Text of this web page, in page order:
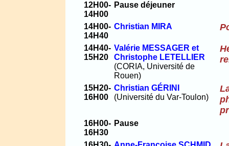
12H00-
14H00
Pause déjeuner
14H00-
14H40
Christian MIRA
14H40-
15H20
Valérie MESSAGER et
Christophe LETELLIER
(CORIA, Université de
Rouen)
15H20-
16H00
Christian GÉRINI
(Université du Var-Toulon)
16H00-
16H30
Pause